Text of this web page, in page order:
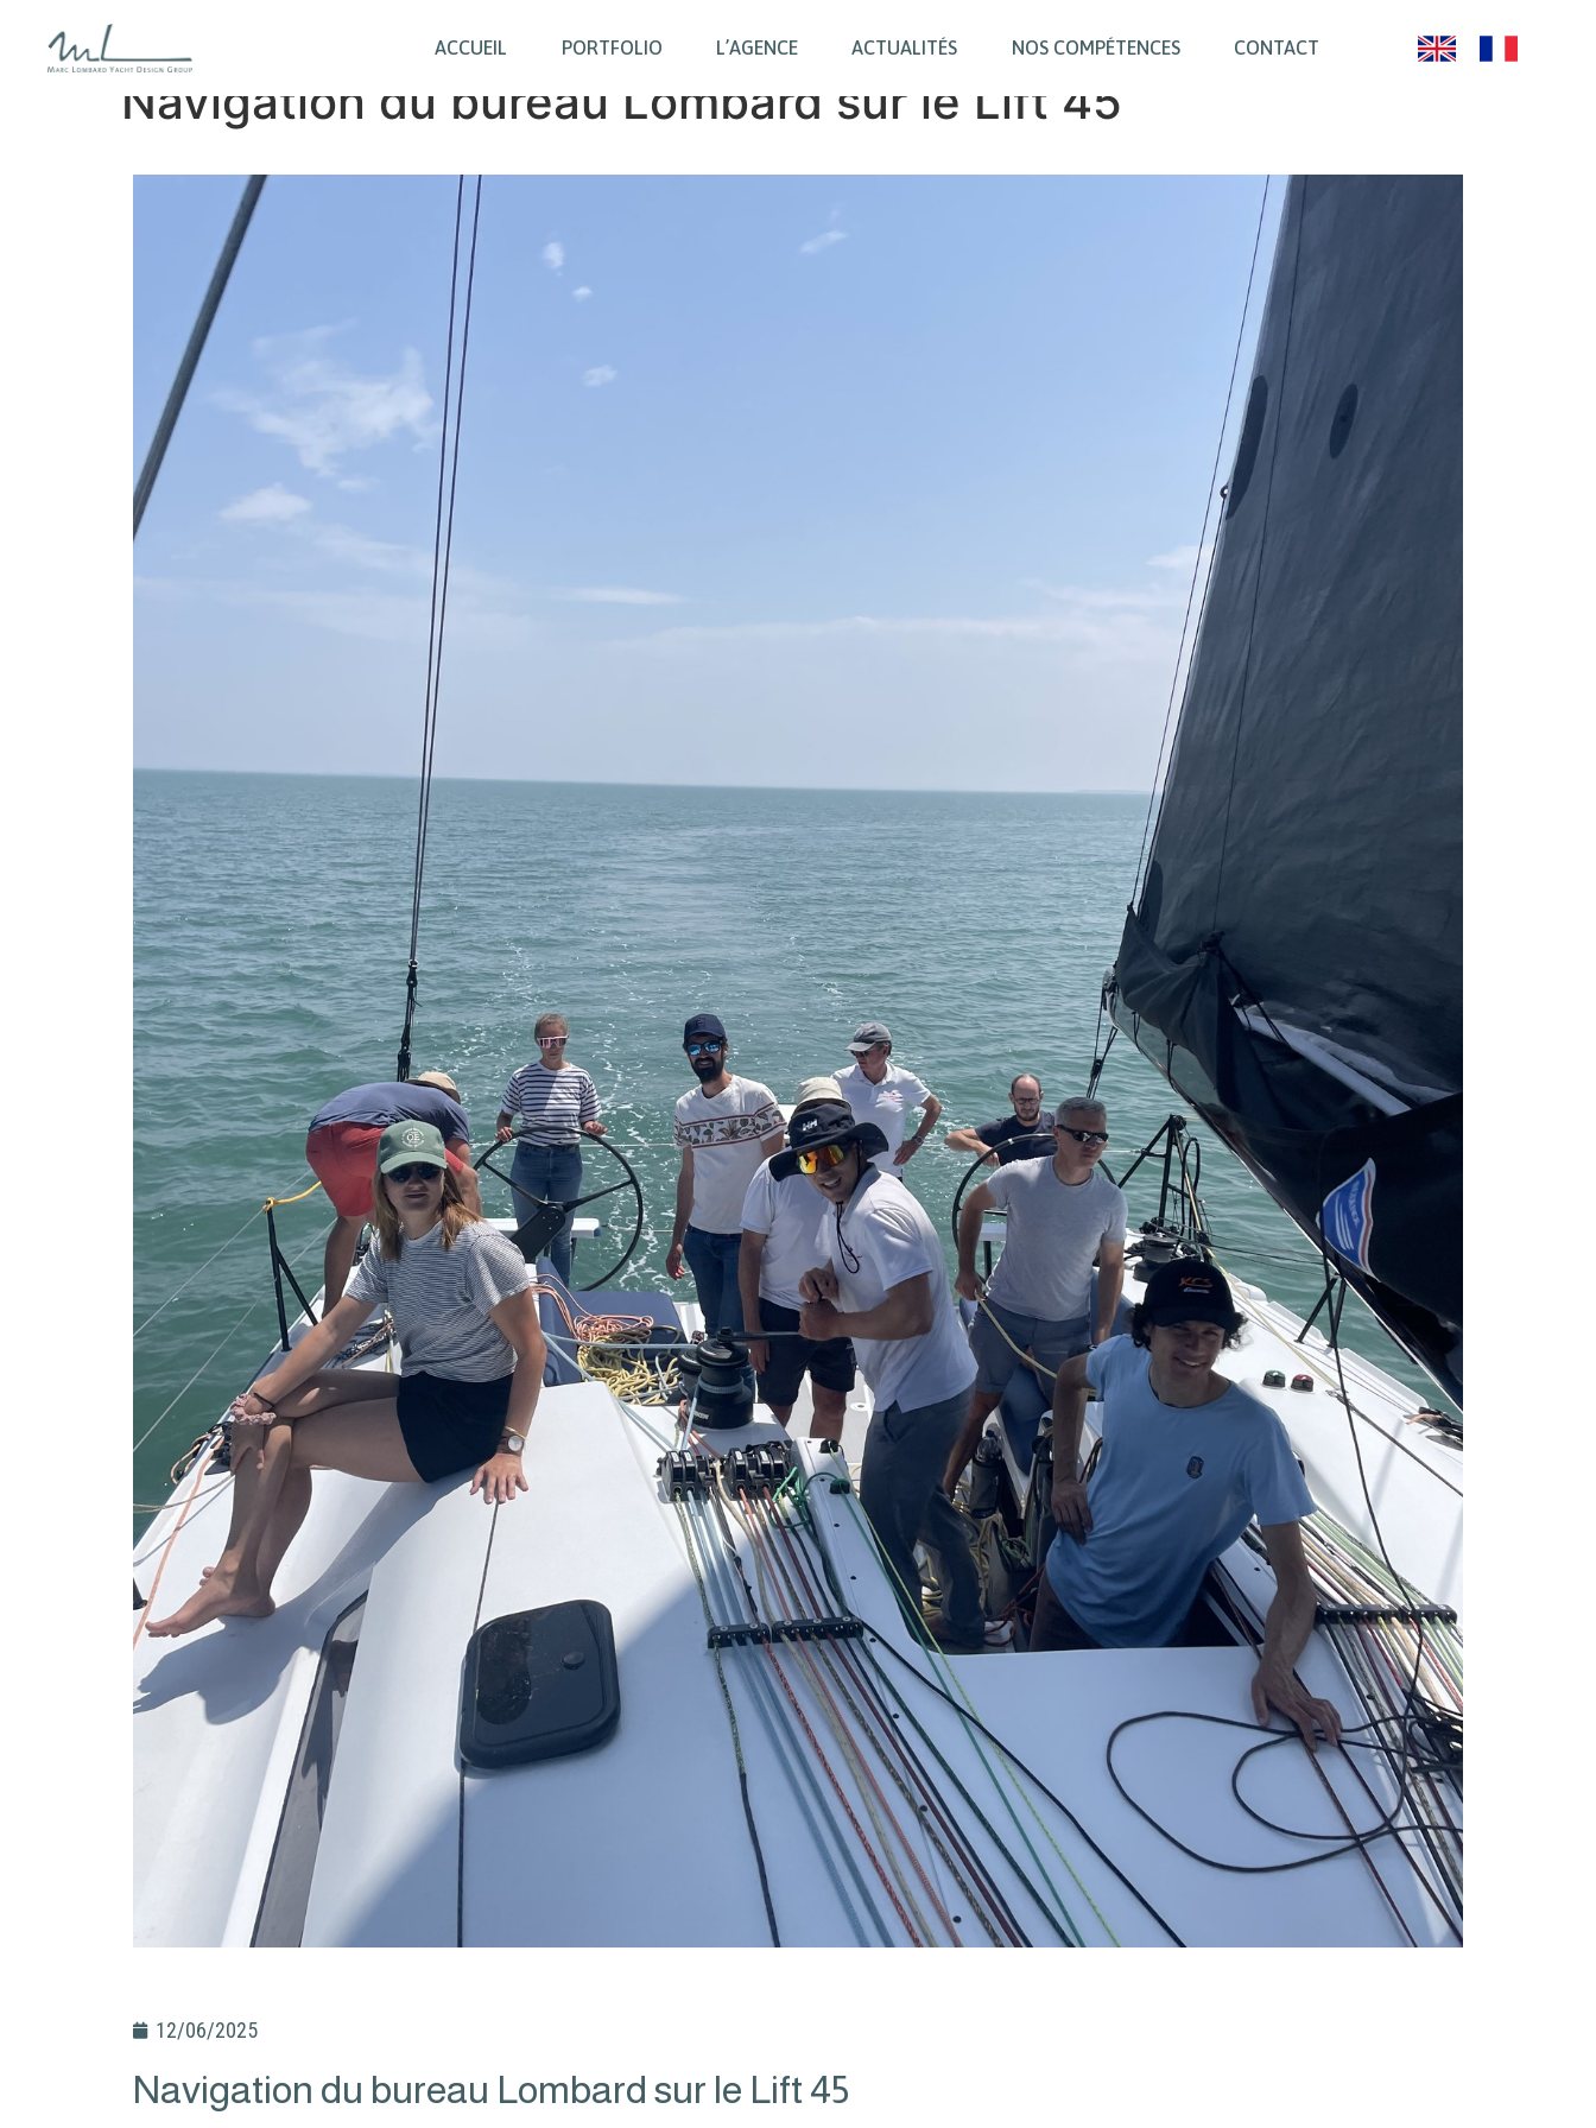
ACCUEIL PORTFOLIO L’AGENCE ACTUALITÉS NOS COMPÉTENCES CONTACT
Navigation du bureau Lombard sur le Lift 45
12/06/2025
Navigation du bureau Lombard sur le Lift 45